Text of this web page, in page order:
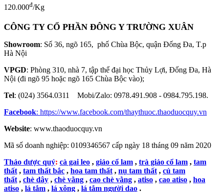
120.000đ/Kg
CÔNG TY CỔ PHẦN ĐÔNG Y TRƯỜNG XUÂN
Showroom: Số 36, ngõ 165, phố Chùa Bộc, quận Đống Đa, T.p
Hà Nội
VPGD: Phòng 310, nhà 7, tập thể đại học Thủy Lợi, Đống Đa, Hà
Nội (đi ngõ 95 hoặc ngõ 165 Chùa Bộc vào);
Tel: (024) 3564.0311 Mobi/Zalo: 0978.491.908 - 0984.795.198.
Facebook: https://www.facebook.com/thaythuoc.thaoduocquy.vn
Website: www.thaoduocquy.vn
Mã số doanh nghiệp: 0109346567 cấp ngày 18 tháng 09 năm 2020
Thảo dược quý: cà gai leo , giảo cổ lam , trà giảo cổ lam , tam
thất , tam thất bắc , hoa tam thất , nụ tam thất , củ tam
thất , chè dây , chè vằng , cao chè vằng , atiso , cao atiso , hoa
atiso , lá tắm , lá xông , lá tắm người dao .